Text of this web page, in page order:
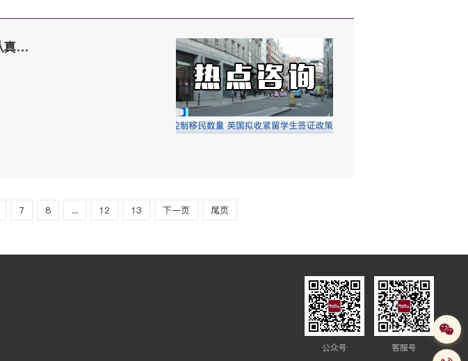
英媒报道：英国似将削减国外留学生签证数量！认真的吗？PSW还会持续吗？
7 8 ... 12 13 下一页 尾页
公众号 客服号